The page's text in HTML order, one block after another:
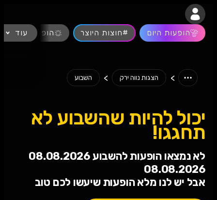
הופעות היום #חוצות היוצר הופעות חיות
עוד
> הצגות נווה ירק > השבוע
יכול להיות שהשבוע לא
תחגגו!
לא נמצאו הופעות להשבוע 08.08.2026
08.08.2026
אבל יש לנו מלא הופעות שיעשו לכם טוב